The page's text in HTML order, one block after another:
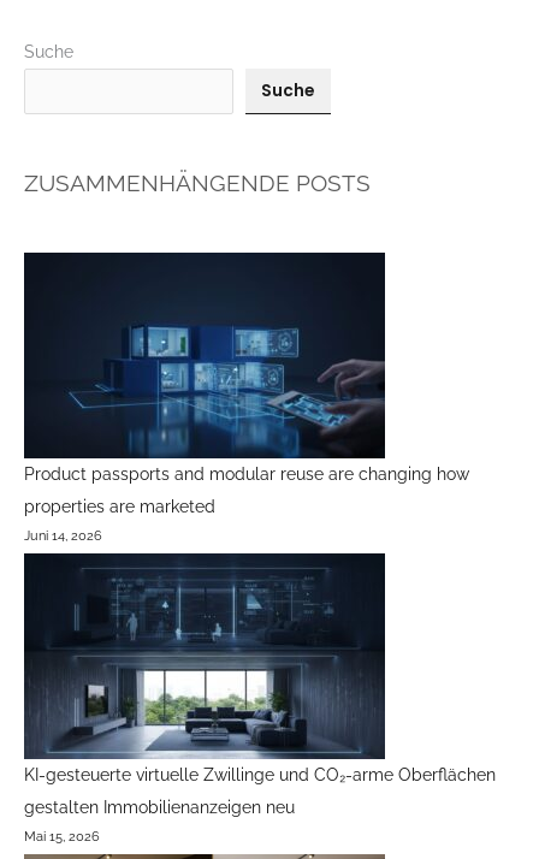
Suche
Suche
ZUSAMMENHÄNGENDE POSTS
Product passports and modular reuse are changing how
properties are marketed
Juni 14, 2026
KI-gesteuerte virtuelle Zwillinge und CO₂-arme Oberflächen
gestalten Immobilienanzeigen neu
Mai 15, 2026